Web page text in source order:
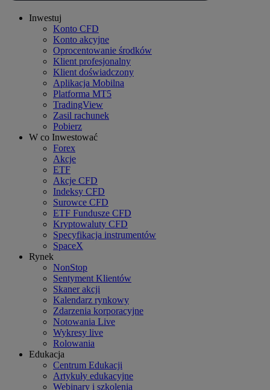
Inwestuj
Konto CFD
Konto akcyjne
Oprocentowanie środków
Klient profesjonalny
Klient doświadczony
Aplikacja Mobilna
Platforma MT5
TradingView
Zasil rachunek
Pobierz
W co Inwestować
Forex
Akcje
ETF
Akcje CFD
Indeksy CFD
Surowce CFD
ETF Fundusze CFD
Kryptowaluty CFD
Specyfikacja instrumentów
SpaceX
Rynek
NonStop
Sentyment Klientów
Skaner akcji
Kalendarz rynkowy
Zdarzenia korporacyjne
Notowania Live
Wykresy live
Rolowania
Edukacja
Centrum Edukacji
Artykuły edukacyjne
Webinary i szkolenia